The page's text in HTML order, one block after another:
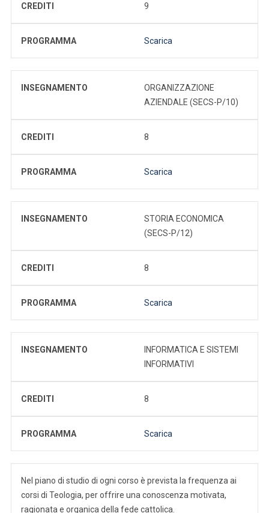
CREDITI 9
PROGRAMMA Scarica
INSEGNAMENTO
ORGANIZZAZIONE
AZIENDALE (SECS-P/10)
CREDITI 8
PROGRAMMA Scarica
INSEGNAMENTO
STORIA ECONOMICA
(SECS-P/12)
CREDITI 8
PROGRAMMA Scarica
INSEGNAMENTO
INFORMATICA E SISTEMI
INFORMATIVI
CREDITI 8
PROGRAMMA Scarica
Nel piano di studio di ogni corso è prevista la frequenza ai
corsi di Teologia, per offrire una conoscenza motivata,
ragionata e organica della fede cattolica.